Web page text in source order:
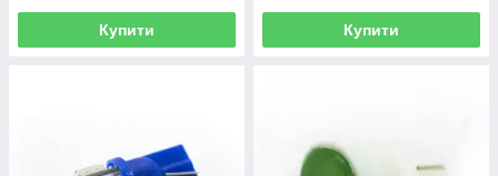
Купити Купити